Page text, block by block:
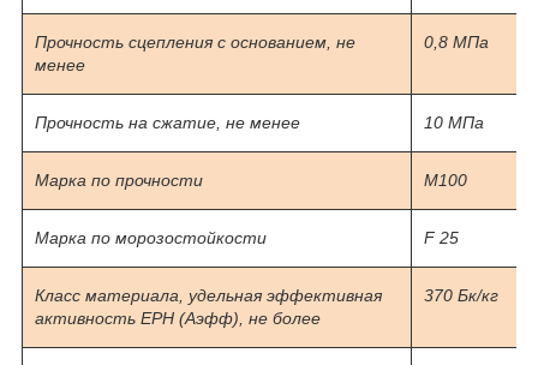
Прочность сцепления с основанием, не
менее
0,8 МПа
Прочность на сжатие, не менее 10 МПа
Марка по прочности М100
Марка по морозостойкости F 25
Класс материала, удельная эффективная
активность ЕРН (Аэфф), не более
370 Бк/кг